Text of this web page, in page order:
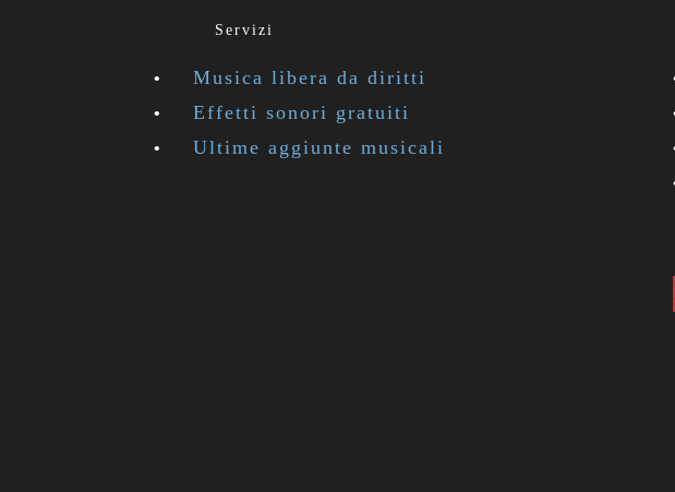
Servizi
Musica libera da diritti
Effetti sonori gratuiti
Ultime aggiunte musicali